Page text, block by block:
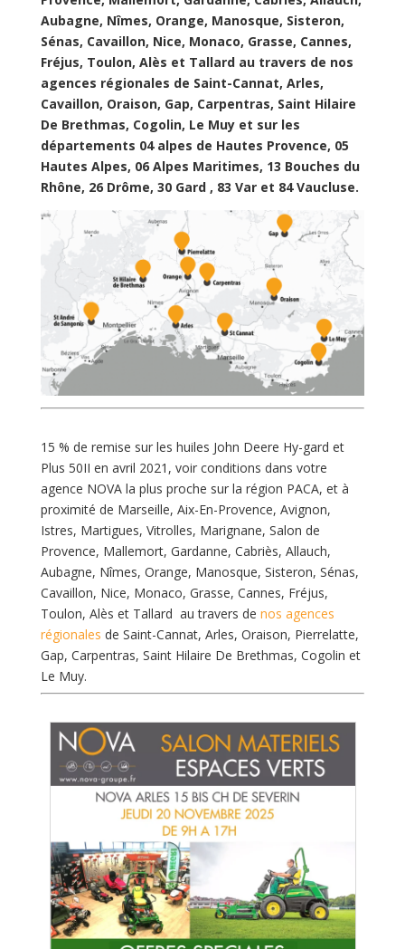
Aubagne, Nîmes, Orange, Manosque, Sisteron,
Sénas, Cavaillon, Nice, Monaco, Grasse, Cannes,
Fréjus, Toulon, Alès et Tallard au travers de nos
agences régionales de Saint-Cannat, Arles,
Cavaillon, Oraison, Gap, Carpentras, Saint Hilaire
De Brethmas, Cogolin, Le Muy et sur les
départements 04 alpes de Hautes Provence, 05
Hautes Alpes, 06 Alpes Maritimes, 13 Bouches du
Rhône, 26 Drôme, 30 Gard , 83 Var et 84 Vaucluse.
15 % de remise sur les huiles John Deere Hy-gard et
Plus 50II en avril 2021, voir conditions dans votre
agence NOVA la plus proche sur la région PACA, et à
proximité de Marseille, Aix-En-Provence, Avignon,
Istres, Martigues, Vitrolles, Marignane, Salon de
Provence, Mallemort, Gardanne, Cabriès, Allauch,
Aubagne, Nîmes, Orange, Manosque, Sisteron, Sénas,
Cavaillon, Nice, Monaco, Grasse, Cannes, Fréjus,
Toulon, Alès et Tallard au travers de nos agences
régionales de Saint-Cannat, Arles, Oraison, Pierrelatte,
Gap, Carpentras, Saint Hilaire De Brethmas, Cogolin et
Le Muy.